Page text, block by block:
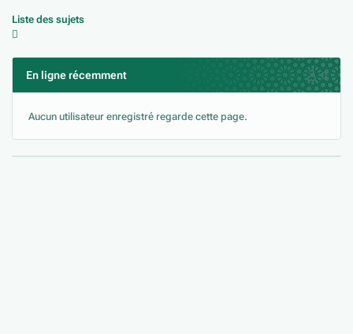
Liste des sujets
En ligne récemment 0
Aucun utilisateur enregistré regarde cette page.